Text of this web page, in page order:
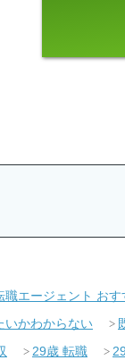
職エージェント おす
いかわからない
29歳 転職